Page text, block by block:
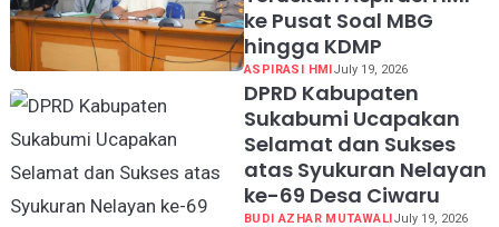
ke Pusat Soal MBG
hingga KDMP
ASPIRASI HMIJuly 19, 2026
DPRD Kabupaten
Sukabumi Ucapakan
Selamat dan Sukses
atas Syukuran Nelayan
ke-69 Desa Ciwaru
BUDI AZHAR MUTAWALIJuly 19, 2026